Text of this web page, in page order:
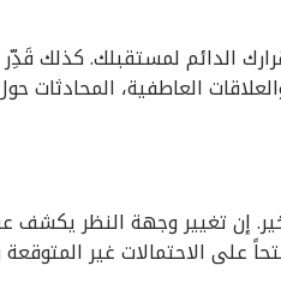
الدائم لمستقبلك. كذلك
العاطفية، المحادثات
إن تغيير وجهة النظر يكشف
على الاحتمالات غير